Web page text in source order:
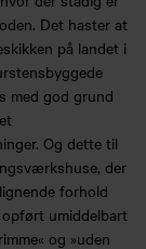
Det haster at
på landet i
med god grund
Og dette til
der
forhold
umiddelbart
og »uden